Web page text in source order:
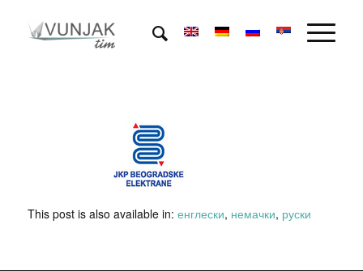
This post is also available in: енглески немачки руски